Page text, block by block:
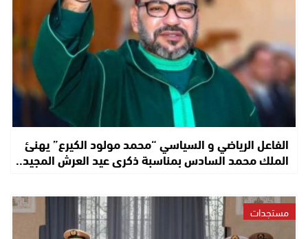
الفاعل الرياضي و السياسي “محمد مولود الكيرع” يهنئ
الملك محمد السادس بمناسبة ذكرى عيد العرش المجيد..
مستجدات